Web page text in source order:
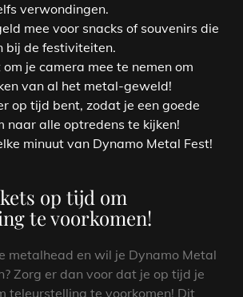
verwondingen.
mee voor snacks of souvenirs die
bij de festiviteiten.
je camera mee te nemen om
van al het metal-geweld!
op tijd bent, zodat je een goede
naar alle optredens te kijken!
minuut van Dynamo Metal Fest!
op tijd om
te voorkomen!
metalhead en wil je Dynamo Metal
Zorg er dan voor dat je op tijd je
teleurstelling te voorkomen! Dit